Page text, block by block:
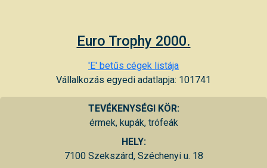
Euro Trophy 2000.
'E' betűs cégek listája
Vállalkozás egyedi adatlapja: 101741
TEVÉKENYSÉGI KÖR:
érmek, kupák, trófeák
HELY:
7100 Szekszárd, Széchenyi u. 18